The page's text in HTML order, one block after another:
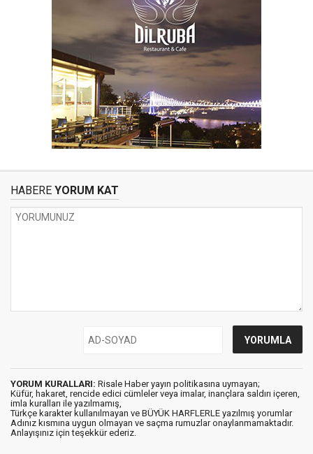
HABERE YORUM KAT
YORUM KURALLARI: Risale Haber yayın politikasına uymayan;
Küfür, hakaret, rencide edici cümleler veya imalar, inançlara saldırı içeren,
imla kuralları ile yazılmamış,
Türkçe karakter kullanılmayan ve BÜYÜK HARFLERLE yazılmış yorumlar
Adınız kısmına uygun olmayan ve saçma rumuzlar onaylanmamaktadır.
Anlayışınız için teşekkür ederiz.